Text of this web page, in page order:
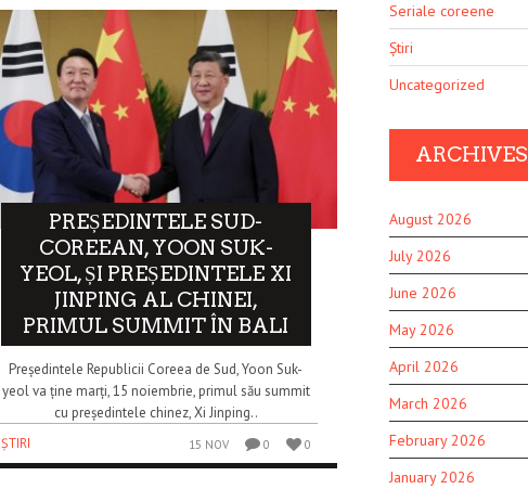
PREȘEDINTELE SUD-
COREEAN, YOON SUK-
YEOL, ȘI PREȘEDINTELE XI
JINPING AL CHINEI,
PRIMUL SUMMIT ÎN BALI
Președintele Republicii Coreea de Sud, Yoon Suk-
yeol va ține marți, 15 noiembrie, primul său summit
cu președintele chinez, Xi Jinping..
ȘTIRI
15 NOV 0 0
Seriale coreene
Știri
Uncategorized
ARCHIVES
August 2026
July 2026
June 2026
May 2026
April 2026
March 2026
February 2026
January 2026